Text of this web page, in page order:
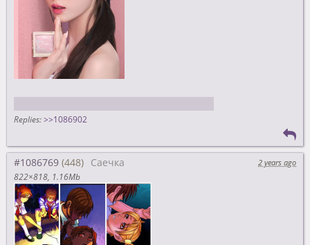
Replies: >>1086902
#1086769 Саечка
2 years ago
822×818 1.16Mb